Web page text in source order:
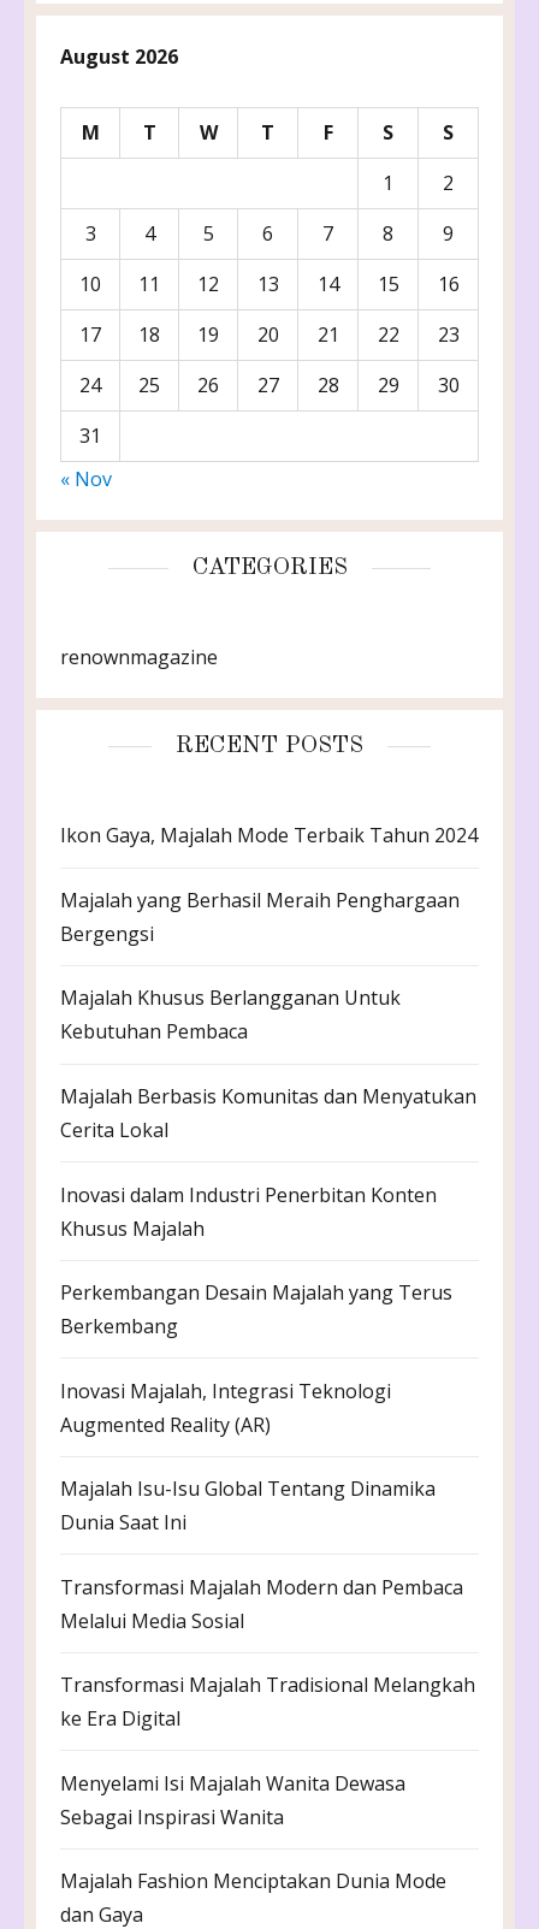
August 2026
M T W T F S
S
1
2
3
4 5 6 7 8
9
10
11 12 13 14 15
16
17
18 19 20 21 22
23
24
25 26 27 28 29
30
31
« Nov
CATEGORIES
renownmagazine
RECENT POSTS
Ikon Gaya, Majalah Mode Terbaik Tahun 2024
Majalah yang Berhasil Meraih Penghargaan
Bergengsi
Majalah Khusus Berlangganan Untuk
Kebutuhan Pembaca
Majalah Berbasis Komunitas dan Menyatukan
Cerita Lokal
Inovasi dalam Industri Penerbitan Konten
Khusus Majalah
Perkembangan Desain Majalah yang Terus
Berkembang
Inovasi Majalah, Integrasi Teknologi
Augmented Reality (AR)
Majalah Isu-Isu Global Tentang Dinamika
Dunia Saat Ini
Transformasi Majalah Modern dan Pembaca
Melalui Media Sosial
Transformasi Majalah Tradisional Melangkah
ke Era Digital
Menyelami Isi Majalah Wanita Dewasa
Sebagai Inspirasi Wanita
Majalah Fashion Menciptakan Dunia Mode
dan Gaya